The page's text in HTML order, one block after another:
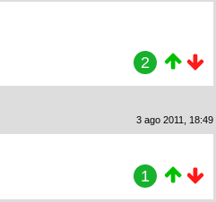
2
3 ago 2011, 18:49
1